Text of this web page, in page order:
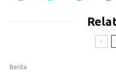
Berita